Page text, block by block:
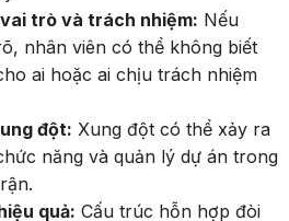
trò và trách nhiệm: Nếu
nhân viên có thể không biết
ai hoặc ai chịu trách nhiệm
đột: Xung đột có thể xảy ra
năng và quản lý dự án trong
quả: Cấu trúc hỗn hợp đòi